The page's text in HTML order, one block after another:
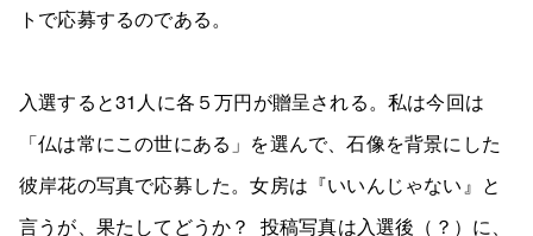
トで応募するのである。
入選すると31人に各５万円が贈呈される。私は今回は
「仏は常にこの世にある」を選んで、石像を背景にした
彼岸花の写真で応募した。女房は『いいんじゃない』と
言うが、果たしてどうか？ 投稿写真は入選後（？）に、